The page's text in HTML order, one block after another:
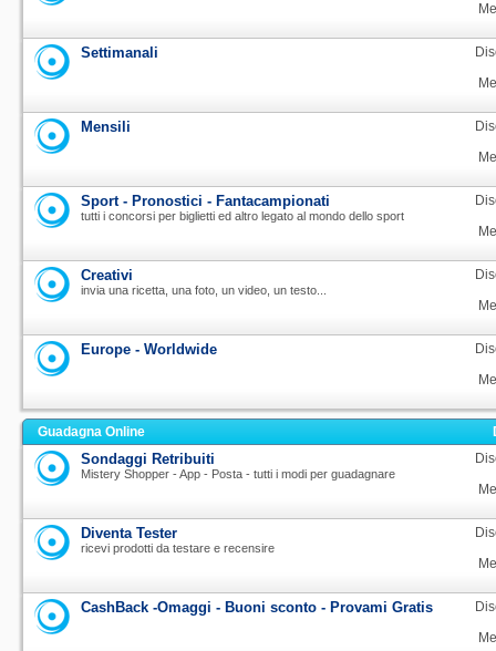
Settimanali
Mensili
Sport - Pronostici - Fantacampionati
tutti i concorsi per biglietti ed altro legato al mondo dello sport
Creativi
invia una ricetta, una foto, un video, un testo...
Europe - Worldwide
Guadagna Online
Sondaggi Retribuiti
Mistery Shopper - App - Posta - tutti i modi per guadagnare
Diventa Tester
ricevi prodotti da testare e recensire
CashBack -Omaggi - Buoni sconto - Provami Gratis